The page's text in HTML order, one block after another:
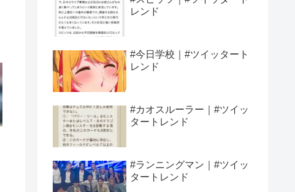
レンド
#今日学校｜#ツイッタート
レンド
#カオスルーラー｜#ツイッ
タートレンド
#ランニングマン｜#ツイッ
タートレンド